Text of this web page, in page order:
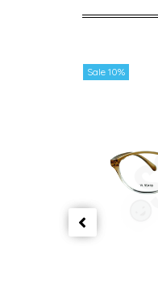
Sale 10%